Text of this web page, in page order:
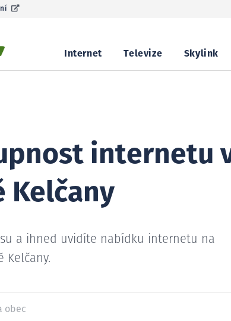
Internet Televize Skylink
internetu
Kelčany
a ihned uvidíte nabídku internetu na
Kelčany.
obec